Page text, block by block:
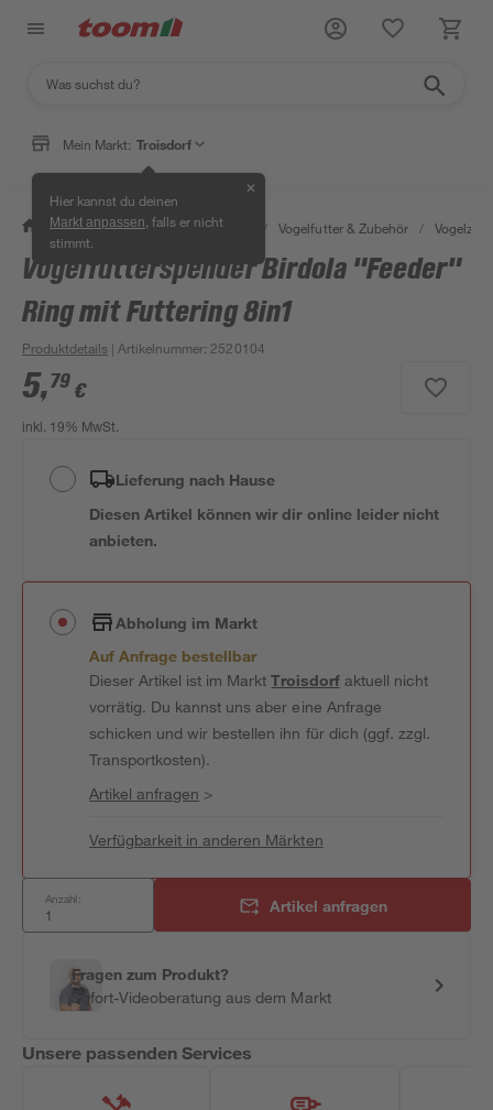
Mein Markt: Troisdorf
Hier kannst du deinen
Markt anpassen , falls er nicht
stimmt.
✕
/ Garten & Freizeit / Tierbedarf / Vogelfutter & Zubehör /
Vogelfutterspender Birdola "Feeder"
Ring mit Futtering 8in1
Produktdetails | Artikelnummer: 2520104
5,79 €
inkl. 19% MwSt.
Lieferung nach Hause
Diesen Artikel können wir dir online leider nicht
anbieten.
Abholung im Markt
Auf Anfrage bestellbar
Dieser Artikel ist im MarktTroisdorfaktuell nicht
vorrätig. Du kannst uns aber eine Anfrage
schicken und wir bestellen ihn für dich (ggf. zzgl.
Transportkosten).
Artikel anfragen >
Verfügbarkeit in anderen Märkten
Anzahl: Artikel anfragen
Fragen zum Produkt?
Sofort-Videoberatung aus dem Markt
Unsere passenden Services